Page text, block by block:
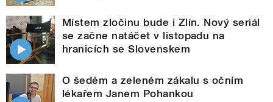
Místem zločinu bude i Zlín. Nový seriál
se začne natáčet v listopadu na
hranicích se Slovenskem
O šedém a zeleném zákalu s očním
lékařem Janem Pohankou